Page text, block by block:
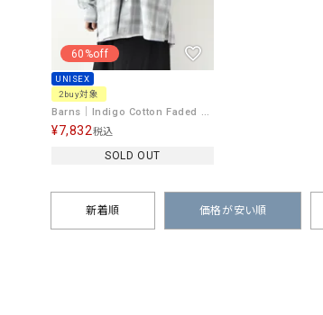
60%off
UNISEX
2buy対象
Barns｜Indigo Cotton Faded Check Shirt 長袖チェックシャツ[[BR-25139]][D]
¥7,832税込
SOLD OUT
新着順 価格が安い順